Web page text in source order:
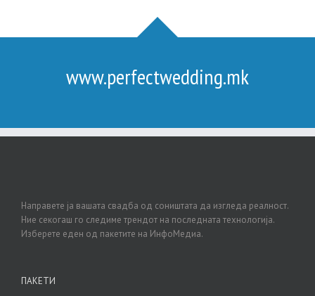
www.perfectwedding.mk
Направете ја вашата свадба од соништата да изгледа реалност.
Ние секогаш го следиме трендот на последната технологија.
Изберете еден од пакетите на ИнфоМедиа.
ПАКЕТИ